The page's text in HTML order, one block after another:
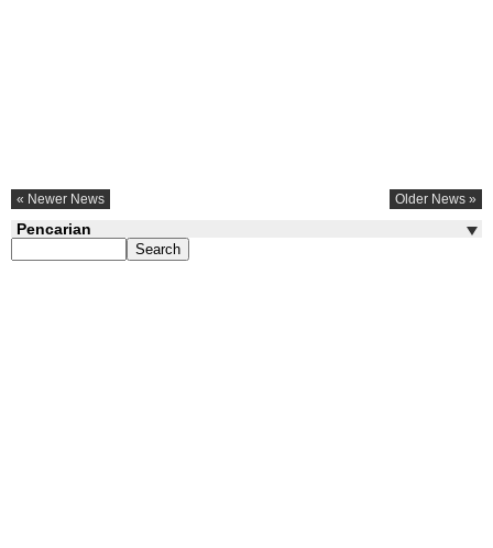
« Newer News Older News »
Pencarian